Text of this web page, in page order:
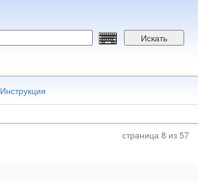
Искать
Инструкция
страница 8 из 57